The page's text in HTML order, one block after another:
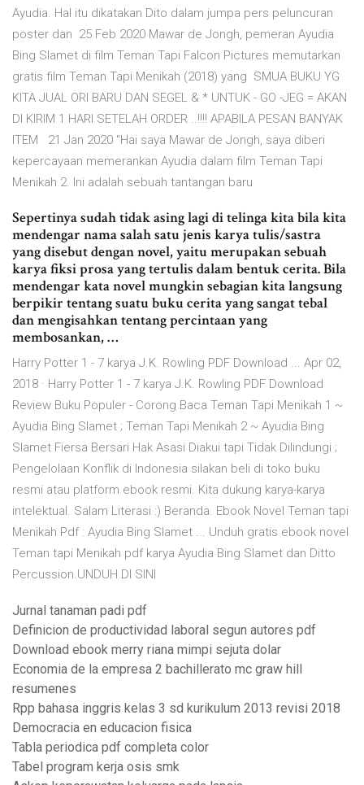
Ayudia. Hal itu dikatakan Dito dalam jumpa pers peluncuran
poster dan 25 Feb 2020 Mawar de Jongh, pemeran Ayudia
Bing Slamet di film Teman Tapi Falcon Pictures memutarkan
gratis film Teman Tapi Menikah (2018) yang SMUA BUKU YG
KITA JUAL ORI BARU DAN SEGEL & * UNTUK - GO -JEG = AKAN
DI KIRIM 1 HARI SETELAH ORDER ..!!!! APABILA PESAN BANYAK
ITEM 21 Jan 2020 "Hai saya Mawar de Jongh, saya diberi
kepercayaan memerankan Ayudia dalam film Teman Tapi
Menikah 2. Ini adalah sebuah tantangan baru
Sepertinya sudah tidak asing lagi di telinga kita bila kita
mendengar nama salah satu jenis karya tulis/sastra
yang disebut dengan novel, yaitu merupakan sebuah
karya fiksi prosa yang tertulis dalam bentuk cerita. Bila
mendengar kata novel mungkin sebagian kita langsung
berpikir tentang suatu buku cerita yang sangat tebal
dan mengisahkan tentang percintaan yang
membosankan, …
Harry Potter 1 - 7 karya J.K. Rowling PDF Download ... Apr 02,
2018 · Harry Potter 1 - 7 karya J.K. Rowling PDF Download
Review Buku Populer - Corong Baca Teman Tapi Menikah 1 ~
Ayudia Bing Slamet ; Teman Tapi Menikah 2 ~ Ayudia Bing
Slamet Fiersa Bersari Hak Asasi Diakui tapi Tidak Dilindungi ;
Pengelolaan Konflik di Indonesia silakan beli di toko buku
resmi atau platform ebook resmi. Kita dukung karya-karya
intelektual. Salam Literasi :) Beranda. Ebook Novel Teman tapi
Menikah Pdf : Ayudia Bing Slamet ... Unduh gratis ebook novel
Teman tapi Menikah pdf karya Ayudia Bing Slamet dan Ditto
Percussion.UNDUH DI SINI
Jurnal tanaman padi pdf
Definicion de productividad laboral segun autores pdf
Download ebook merry riana mimpi sejuta dolar
Economia de la empresa 2 bachillerato mc graw hill
resumenes
Rpp bahasa inggris kelas 3 sd kurikulum 2013 revisi 2018
Democracia en educacion fisica
Tabla periodica pdf completa color
Tabel program kerja osis smk